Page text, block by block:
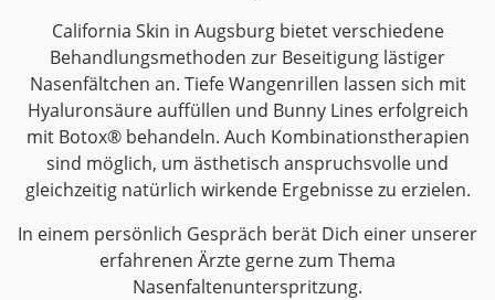
California Skin in Augsburg bietet verschiedene
Behandlungsmethoden zur Beseitigung lästiger
Nasenfältchen an. Tiefe Wangenrillen lassen sich mit
Hyaluronsäure auffüllen und Bunny Lines erfolgreich
mit Botox® behandeln. Auch Kombinationstherapien
sind möglich, um ästhetisch anspruchsvolle und
gleichzeitig natürlich wirkende Ergebnisse zu erzielen.
In einem persönlich Gespräch berät Dich einer unserer
erfahrenen Ärzte gerne zum Thema
Nasenfaltenunterspritzung.